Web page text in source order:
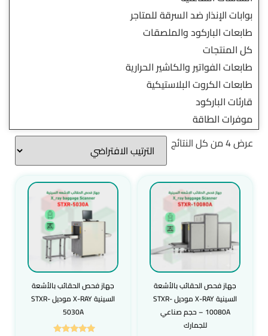
بوابات الإنذار ضد السرقة للمتاجر
طابعات الباركود والملصقات
كل المنتجات
طابعات الفواتير والكاشير الحرارية
طابعات الكروت البلاستيكية
قارئات الباركود
موفرات الطاقة
عرض ⁦4⁩ من كل النتائج
جهاز فحص الحقائب بالأشعة
السينية X-RAY موديل STXR-
10080A – حجم صناعي
للجمارك
جهاز فحص الحقائب بالأشعة
السينية X-RAY موديل STXR-
5030A